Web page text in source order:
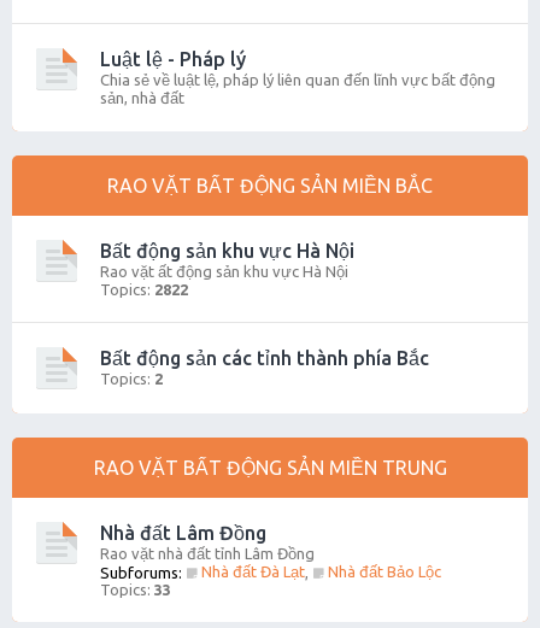
Luật lệ - Pháp lý
Chia sẻ về luật lệ, pháp lý liên quan đến lĩnh vực bất động
sản, nhà đất
RAO VẶT BẤT ĐỘNG SẢN MIỀN BẮC
Bất động sản khu vực Hà Nội
Rao vặt ất động sản khu vực Hà Nội
Topics: 2822
Bất động sản các tỉnh thành phía Bắc
Topics: 2
RAO VẶT BẤT ĐỘNG SẢN MIỀN TRUNG
Nhà đất Lâm Đồng
Rao vặt nhà đất tỉnh Lâm Đồng
Subforums:
Nhà đất Đà Lạt,
Nhà đất Bảo Lộc
Topics: 33